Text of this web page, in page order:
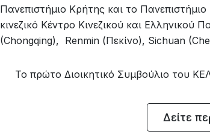
Πανεπιστήμιο Κρήτης και το
κινεζικό Κέντρο Κινεζικού και Ελληνικού
(Chongqing), Renmin (Πεκίνο), Sichuan
Το πρώτο Διοικητικό Συμβούλιο του
Δείτε